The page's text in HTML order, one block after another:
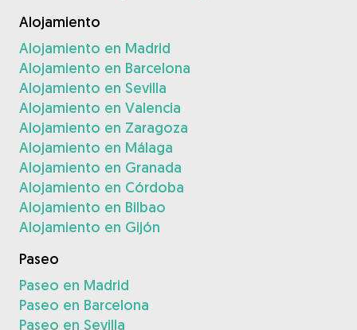
Alojamiento
Alojamiento en Madrid
Alojamiento en Barcelona
Alojamiento en Sevilla
Alojamiento en Valencia
Alojamiento en Zaragoza
Alojamiento en Málaga
Alojamiento en Granada
Alojamiento en Córdoba
Alojamiento en Bilbao
Alojamiento en Gijón
Paseo
Paseo en Madrid
Paseo en Barcelona
Paseo en Sevilla